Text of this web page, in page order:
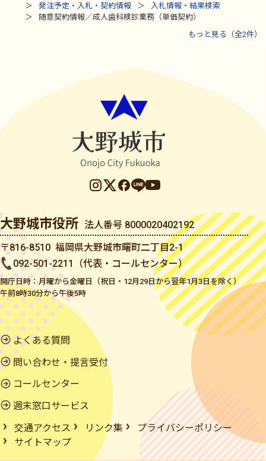
発注予定・入札・契約情報
入札情報・結果検索
随意契約情報／成人歯科検診業務（単価契約）
もっと見る（全2件）
大野城市役所 法人番号 8000020402192
〒816-8510 福岡県大野城市曙町二丁目2-1
092-501-2211（代表・コールセンター）
開庁日時：月曜から金曜日（祝日・12月29日から翌年1月3日を除く）
午前8時30分から午後5時
よくある質問
問い合わせ・提言受付
コールセンター
週末窓口サービス
交通アクセス
リンク集
プライバシーポリシー
サイトマップ